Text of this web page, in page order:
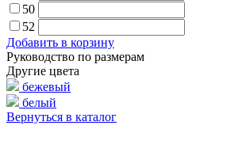
50
52
Добавить в корзину
Руководство по размерам
Другие цвета
бежевый
белый
Вернуться в каталог